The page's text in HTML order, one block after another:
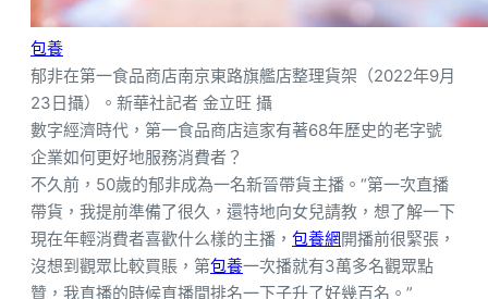
包養
郁非在第一食品商店南京東路旗艦店整理貨架（2022年9月
23日攝）。新華社記者 金立旺 攝
數字經濟時代，第一食品商店這家有著68年歷史的老字號
企業如何更好地服務消費者？
不久前，50歲的郁非成為一名新晉帶貨主播。“第一次直播
帶貨，我提前準備了很久，還特地向女兒請教，想了解一下
現在年輕消費者喜歡什么樣的主播， 包養網開播前很緊張，
沒想到觀眾比較買賬，第包養一次播就有3萬多名觀眾點
贊，我直播的時候直播間排名一下子升了好幾百名。”